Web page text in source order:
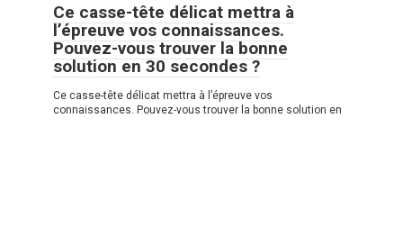
Ce casse-tête délicat mettra à
l’épreuve vos connaissances.
Pouvez-vous trouver la bonne
solution en 30 secondes ?
Ce casse-tête délicat mettra à l’épreuve vos
connaissances. Pouvez-vous trouver la bonne solution en